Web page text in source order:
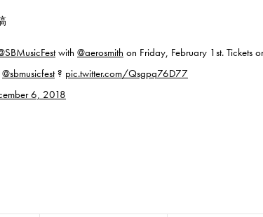
with @aerosmith on Friday, February 1st. Tickets
@sbmusicfest? pic.twitter.com/Qsgpq76D77
6, 2018